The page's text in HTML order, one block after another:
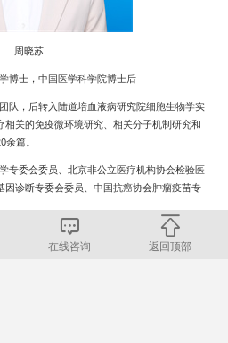
周晓苏
博士，中国医学科学院博士后
队，后转入陆道培血液病研究院细胞生物学实
关的免疫微环境研究、相关分子机制研究和
余篇。
专委会委员、北京非公立医疗机构协会检验医
因诊断专委会委员、中国抗癌协会肿瘤疫苗专
在线咨询 返回顶部